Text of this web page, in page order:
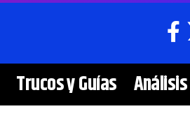
Trucos y Guías Análisis